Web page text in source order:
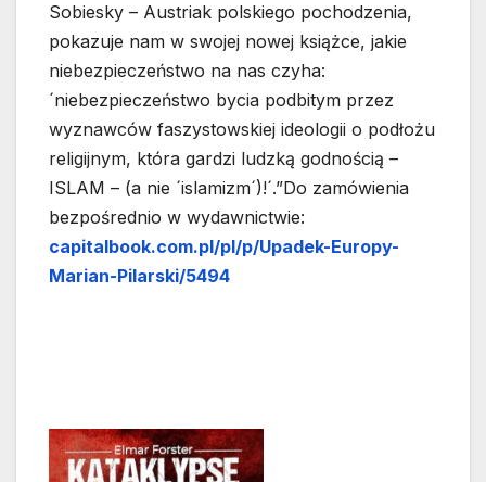
Sobiesky – Austriak polskiego pochodzenia,
pokazuje nam w swojej nowej książce, jakie
niebezpieczeństwo na nas czyha:
´niebezpieczeństwo bycia podbitym przez
wyznawców faszystowskiej ideologii o podłożu
religijnym, która gardzi ludzką godnością –
ISLAM – (a nie ´islamizm´)!´.”Do zamówienia
bezpośrednio w wydawnictwie:
capitalbook.com.pl/pl/p/Upadek-Europy-
Marian-Pilarski/5494